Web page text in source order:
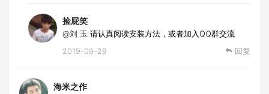
捡屁笑
@刘 玉 请认真阅读安装方法，或者加入QQ群交流
2019-09-28 回复
海米之作